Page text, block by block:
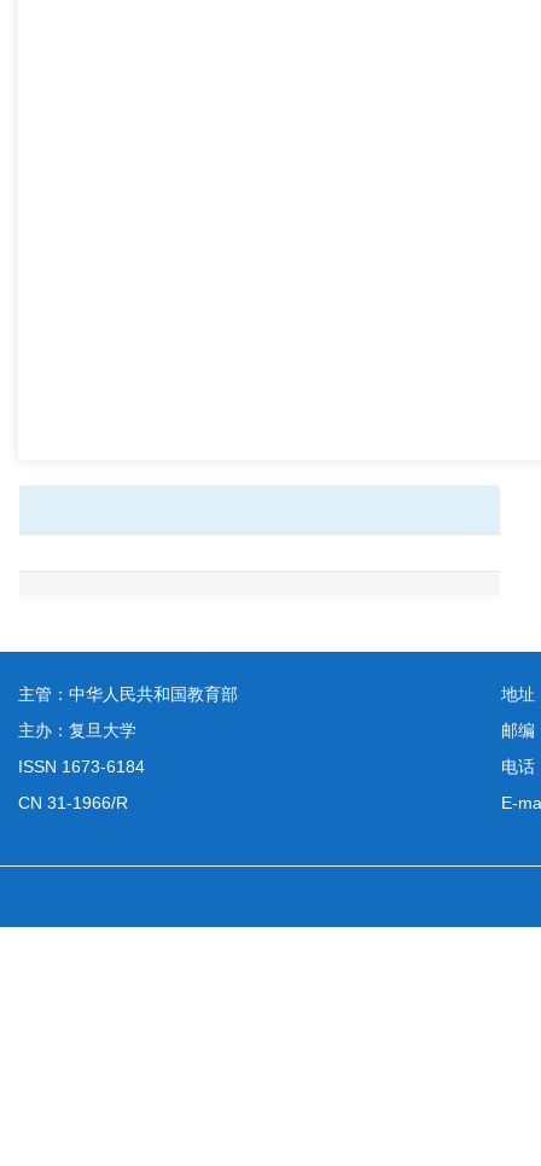
主管：中华人民共和国教育部
主办：复旦大学
ISSN 1673-6184
CN 31-1966/R
地
邮
电
E-